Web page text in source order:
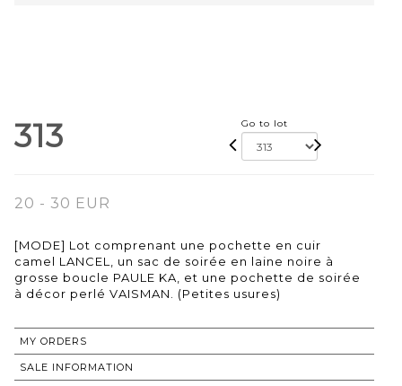
313 Go to lot
20 - 30 EUR
[MODE] Lot comprenant une pochette en cuir
camel LANCEL, un sac de soirée en laine noire à
grosse boucle PAULE KA, et une pochette de soirée
à décor perlé VAISMAN. (Petites usures)
MY ORDERS
SALE INFORMATION